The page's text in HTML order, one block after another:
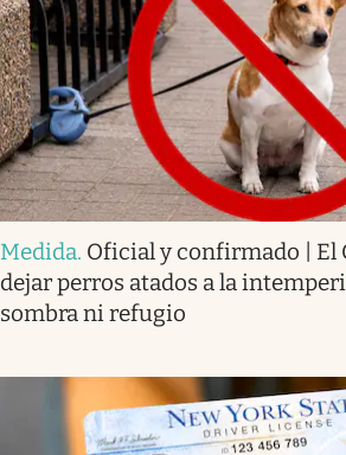
Medida. Oficial y confirmado | El
dejar perros atados a la
sombra ni refugio